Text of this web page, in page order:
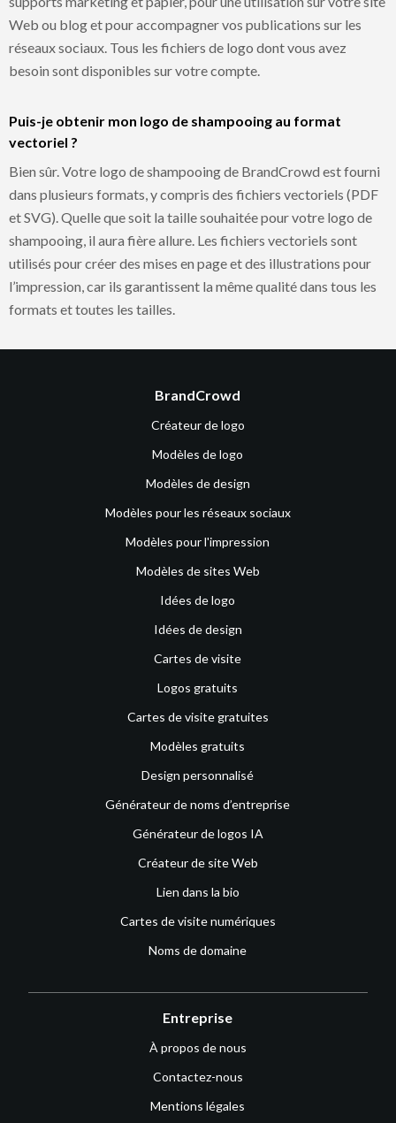
Web ou blog et pour accompagner vos publications sur les
réseaux sociaux. Tous les fichiers de logo dont vous avez
besoin sont disponibles sur votre compte.
Puis-je obtenir mon logo de shampooing au format
vectoriel ?
Bien sûr. Votre logo de shampooing de BrandCrowd est fourni
dans plusieurs formats, y compris des fichiers vectoriels (PDF
et SVG). Quelle que soit la taille souhaitée pour votre logo de
shampooing, il aura fière allure. Les fichiers vectoriels sont
utilisés pour créer des mises en page et des illustrations pour
l’impression, car ils garantissent la même qualité dans tous les
formats et toutes les tailles.
BrandCrowd
Créateur de logo
Modèles de logo
Modèles de design
Modèles pour les réseaux sociaux
Modèles pour l'impression
Modèles de sites Web
Idées de logo
Idées de design
Cartes de visite
Logos gratuits
Cartes de visite gratuites
Modèles gratuits
Design personnalisé
Générateur de noms d’entreprise
Générateur de logos IA
Créateur de site Web
Lien dans la bio
Cartes de visite numériques
Noms de domaine
Entreprise
À propos de nous
Contactez-nous
Mentions légales